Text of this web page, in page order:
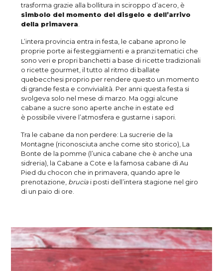
trasforma grazie alla bollitura in sciroppo d’acero, è
simbolo del momento del disgelo e dell’arrivo
della primavera
L’intera provincia entra in festa, le cabane aprono le
proprie porte ai festeggiamenti e a pranzi tematici che
sono veri e propri banchetti a base di ricette tradizionali
o ricette gourmet, il tutto al ritmo di ballate
quebecchesi proprio per rendere questo un momento
di grande festa e convivialità. Per anni questa festa si
svolgeva solo nel mese di marzo. Ma oggi alcune
cabane a sucre sono aperte anche in estate ed
è possibile vivere l’atmosfera e gustarne i sapori.
Tra le cabane da non perdere: La sucrerie de la
Montagne (riconosciuta anche come sito storico), La
Bonte de la pomme (l’unica cabane che è anche una
sidreria), la Cabane a Cote e la famosa cabane di Au
Pied du chocon che in primavera, quando apre le
prenotazione, brucia i posti dell’intera stagione nel giro
di un paio di ore.